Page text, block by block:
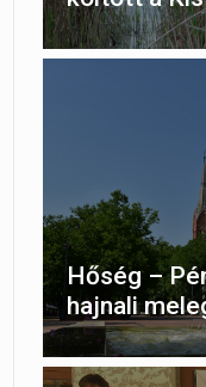
Hőség –
hajnali